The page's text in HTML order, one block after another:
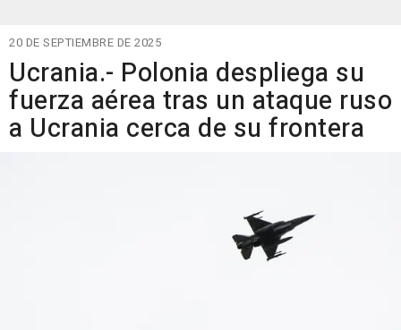
20 DE SEPTIEMBRE DE 2025
Ucrania.- Polonia despliega su
fuerza aérea tras un ataque ruso
a Ucrania cerca de su frontera